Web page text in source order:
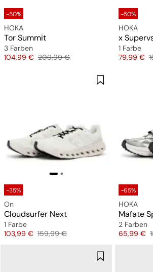
-50%
HOKA
Tor Summit
3 Farben
Preis
104,99 € Originalpreis
209,99 €
-50%
HOKA
x
1 Farbe
Preis
79,99 €
-35%
On
Cloudsurfer Next
1 Farbe
Preis
103,99 € Originalpreis
159,99 €
-65%
HOKA
Mafate
2 Farben
Preis
65,99 €